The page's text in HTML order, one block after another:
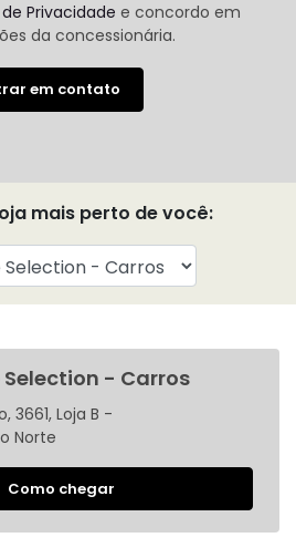
Privacidade e concordo em
da concessionária.
em contato
mais perto de você:
Selection - Carros
3661, Loja B -
Norte
Como chegar